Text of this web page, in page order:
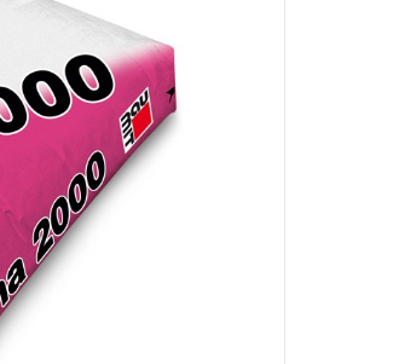
Pogledajte ponudu
Ručni alati
Pogledajte ponudu
Pogledajte ponudu
Ručni alati
Pogledajte ponudu